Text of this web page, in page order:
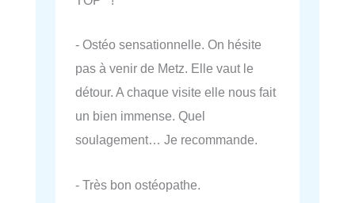
- Ostéo sensationnelle. On hésite
pas à venir de Metz. Elle vaut le
détour. A chaque visite elle nous fait
un bien immense. Quel
soulagement… Je recommande.
- Très bon ostéopathe.